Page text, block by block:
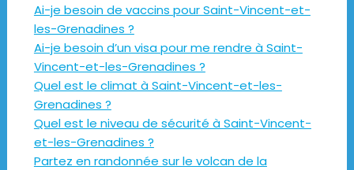
Ai-je besoin de vaccins pour Saint-Vincent-et-
les-Grenadines ?
Ai-je besoin d’un visa pour me rendre à Saint-
Vincent-et-les-Grenadines ?
Quel est le climat à Saint-Vincent-et-les-
Grenadines ?
Quel est le niveau de sécurité à Saint-Vincent-
et-les-Grenadines ?
Partez en randonnée sur le volcan de la